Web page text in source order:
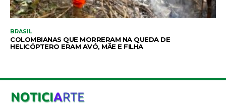
BRASIL
COLOMBIANAS QUE MORRERAM NA QUEDA DE
HELICÓPTERO ERAM AVÓ, MÃE E FILHA